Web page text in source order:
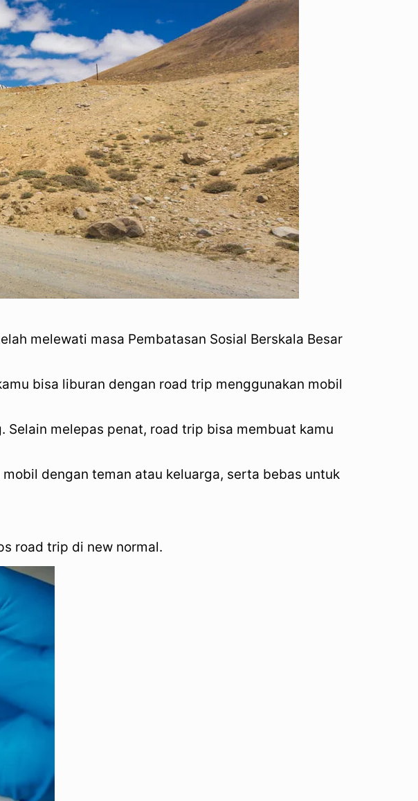
melewati masa Pembatasan Sosial Berskala Besar
bisa liburan dengan road trip menggunakan mobil
melepas penat, road trip bisa membuat kamu
dengan teman atau keluarga, serta bebas untuk
road trip di new normal.